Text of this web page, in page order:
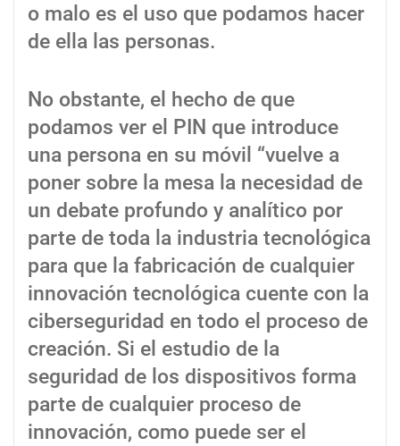
o malo es el uso que podamos hacer
de ella las personas.
No obstante, el hecho de que
podamos ver el PIN que introduce
una persona en su móvil “vuelve a
poner sobre la mesa la necesidad de
un debate profundo y analítico por
parte de toda la industria tecnológica
para que la fabricación de cualquier
innovación tecnológica cuente con la
ciberseguridad en todo el proceso de
creación. Si el estudio de la
seguridad de los dispositivos forma
parte de cualquier proceso de
innovación, como puede ser el